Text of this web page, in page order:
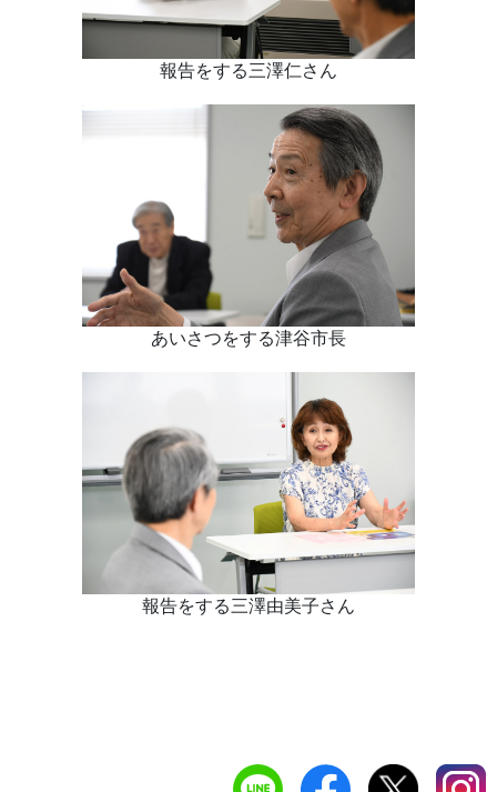
報告をする三澤仁さん
あいさつをする津谷市長
報告をする三澤由美子さん